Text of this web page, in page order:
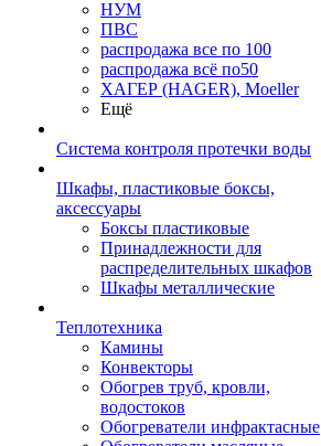
НУМ
ПВС
распродажа все по 100
распродажа всё по50
ХАГЕР (HAGER), Moeller
Ещё
Система контроля протечки воды
Шкафы, пластиковые боксы,
аксессуары
Боксы пластиковые
Принадлежности для
распределительных шкафов
Шкафы металлические
Теплотехника
Камины
Конвекторы
Обогрев труб, кровли,
водостоков
Обогреватели инфрактасные